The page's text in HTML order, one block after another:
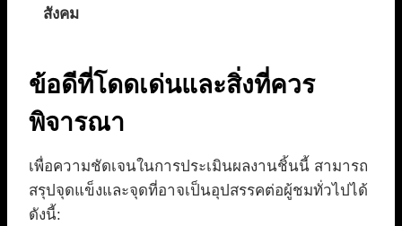
สังคม
ข้อดีที่โดดเด่นและสิ่งที่ควร
พิจารณา
เพื่อความชัดเจนในการประเมินผลงานชิ้นนี้ สามารถ
สรุปจุดแข็งและจุดที่อาจเป็นอุปสรรคต่อผู้ชมทั่วไปได้
ดังนี้: